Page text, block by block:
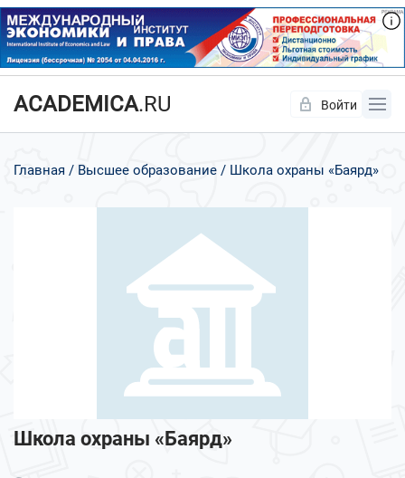
ACADEMICA.RU Войти
Главная Высшее образование Школа охраны «Баярд»
Школа охраны «Баярд»
Да Нет